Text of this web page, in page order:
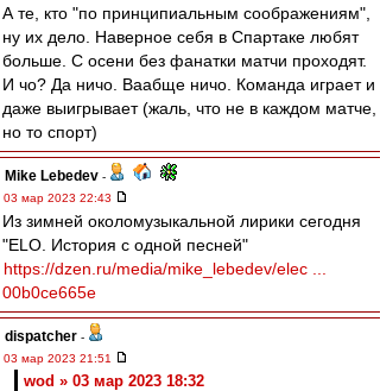
А те, кто "по принципиальным соображениям",
ну их дело. Наверное себя в Спартаке любят
больше. С осени без фанатки матчи проходят.
И чо? Да ничо. Ваабще ничо. Команда играет и
даже выигрывает (жаль, что не в каждом матче,
но то спорт)
Mike Lebedev -
03 мар 2023 22:43
Из зимней околомузыкальной лирики сегодня
"ELO. История с одной песней"
https://dzen.ru/media/mike_lebedev/elec ...
00b0ce665e
dispatcher -
03 мар 2023 21:51
wod » 03 мар 2023 18:32